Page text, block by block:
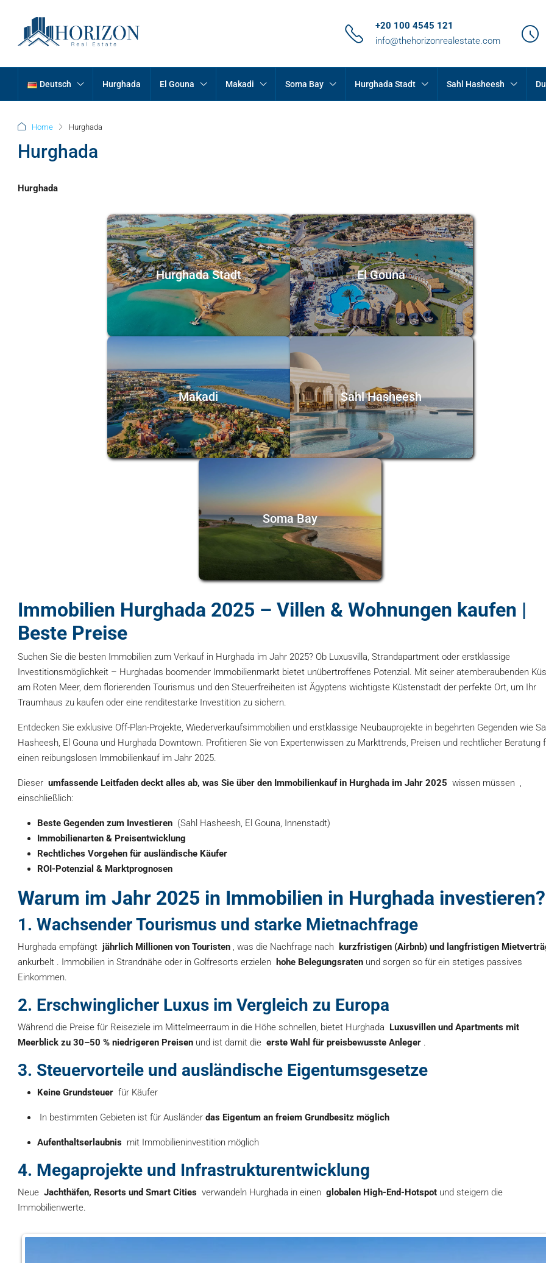
+20 100 4545 121
info@thehorizonrealestate.com
Deutsch Hurghada El Gouna Makadi Soma Bay Hurghada Stadt Sahl Hasheesh
Home Hurghada
Hurghada
Hurghada
Hurghada Stadt El Gouna
Makadi Sahl Hasheesh
Soma Bay
Immobilien Hurghada 2025 – Villen & Wohnungen kaufen |
Beste Preise
Suchen Sie die besten Immobilien zum Verkauf in Hurghada im Jahr 2025? Ob Luxusvilla, Strandapartment oder erstklassige
Investitionsmöglichkeit – Hurghadas boomender Immobilienmarkt bietet unübertroffenes Potenzial. Mit seiner atemberaubenden
am Roten Meer, dem florierenden Tourismus und den Steuerfreiheiten ist Ägyptens wichtigste Küstenstadt der perfekte Ort, um Ihr
Traumhaus zu kaufen oder eine renditestarke Investition zu sichern.
Entdecken Sie exklusive Off-Plan-Projekte, Wiederverkaufsimmobilien und erstklassige Neubauprojekte in begehrten Gegenden wie
Hasheesh, El Gouna und Hurghada Downtown. Profitieren Sie von Expertenwissen zu Markttrends, Preisen und rechtlicher Beratung
einen reibungslosen Immobilienkauf im Jahr 2025.
Dieser umfassende Leitfaden deckt alles ab, was Sie über den Immobilienkauf in Hurghada im Jahr 2025 wissen müssen ,
einschließlich:
Beste Gegenden zum Investieren (Sahl Hasheesh, El Gouna, Innenstadt)
Immobilienarten & Preisentwicklung
Rechtliches Vorgehen für ausländische Käufer
ROI-Potenzial & Marktprognosen
Warum im Jahr 2025 in Immobilien in Hurghada investieren?
1. Wachsender Tourismus und starke Mietnachfrage
Hurghada empfängt jährlich Millionen von Touristen , was die Nachfrage nach
kurzfristigen (Airbnb) und langfristigen
ankurbelt . Immobilien in Strandnähe oder in Golfresorts erzielen hohe Belegungsraten und sorgen so für ein stetiges passives
Einkommen.
2. Erschwinglicher Luxus im Vergleich zu Europa
Während die Preise für Reiseziele im Mittelmeerraum in die Höhe schnellen, bietet Hurghada Luxusvillen und Apartments mit
Meerblick zu 30–50 % niedrigeren Preisen und ist damit die erste Wahl für preisbewusste Anleger .
3. Steuervorteile und ausländische Eigentumsgesetze
Keine Grundsteuer für Käufer
In bestimmten Gebieten ist für Ausländer das Eigentum an freiem Grundbesitz möglich
Aufenthaltserlaubnis mit Immobilieninvestition möglich
4. Megaprojekte und Infrastrukturentwicklung
Neue Jachthäfen, Resorts und Smart Cities verwandeln Hurghada in einen globalen High-End-Hotspot und steigern die
Immobilienwerte.